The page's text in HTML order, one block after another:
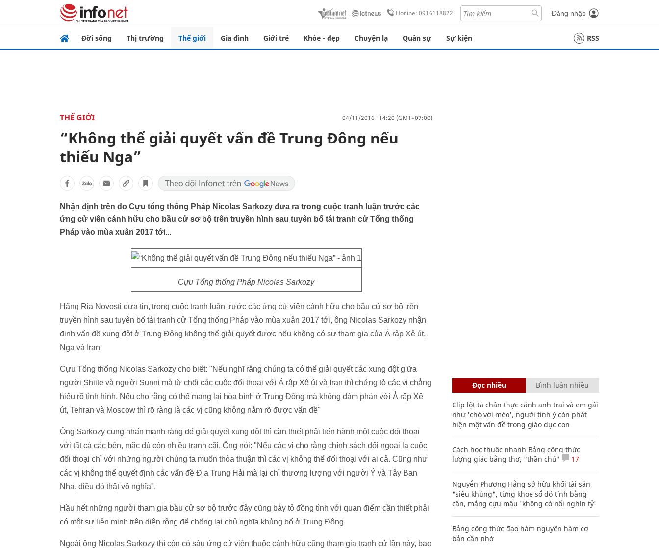
Hotline: 0916118822 Đăng nhập
Đời sống Thị trường Thế giới Gia đình Giới trẻ Khỏe - đẹp Chuyện lạ Quân sự Sự kiện RSS
THẾ GIỚI 04/11/2016 14:20 (GMT+07:00)
“Không thể giải quyết vấn đề Trung Đông nếu
thiếu Nga”
Nhận định trên do Cựu tổng thống Pháp Nicolas Sarkozy đưa ra trong cuộc tranh luận trước các
ứng cử viên cánh hữu cho bầu cử sơ bộ trên truyền hình sau tuyên bố tái tranh cử Tổng thống
Pháp vào mùa xuân 2017 tới...
Cựu Tổng thống Pháp Nicolas Sarkozy
Hãng Ria Novosti đưa tin, trong cuộc tranh luận trước các ứng cử viên cánh hữu cho bầu cử sơ bộ trên
truyền hình sau tuyên bố tái tranh cử Tổng thống Pháp vào mùa xuân 2017 tới, ông Nicolas Sarkozy nhận
định vấn đề xung đột ở Trung Đông không thể giải quyết được nếu không có sự tham gia của Ả rập Xê út,
Nga và Iran.
Cựu Tổng thống Nicolas Sarkozy cho biết: "Nếu nghĩ rằng chúng ta có thể giải quyết các xung đột giữa
người Shiite và người Sunni mà từ chối các cuộc đối thoại với Ả rập Xê út và Iran thì chứng tỏ các vị chẳng
hiểu rõ tình hình. Nếu cho rằng có thể mang lại hòa bình ở Trung Đông mà không đàm phán với Ả rập Xê
út, Tehran và Moscow thì rõ ràng là các vị cũng không nắm rõ được vấn đề"
Ông Sarkozy cũng nhấn mạnh rằng để giải quyết xung đột thì cần thiết phải tiến hành một cuộc đối thoại
với tất cả các bên, mặc dù còn nhiều tranh cãi. Ông nói: "Nếu các vị cho rằng chính sách đối ngoại là cuộc
đối thoại chỉ với những người chúng ta muốn thỏa thuận thì các vị không thể đối thoại với ai cả. Cũng như
các vị không thể quyết định các vấn đề Địa Trung Hải mà lại chỉ thương lượng với người Ý và Tây Ban
Nha, điều đó thật vô nghĩa".
Hầu hết những người tham gia bầu cử sơ bộ trước đây cũng bày tỏ đồng tình với quan điểm cần thiết phải
có một sự liên minh trên diện rộng để chống lại chủ nghĩa khủng bố ở Trung Đông.
Ngoài ông Nicolas Sarkozy thì còn có sáu ứng cử viên thuộc cánh hữu cũng tham gia tranh cử lần này, bao
Đọc nhiều Bình luận nhiều
Clip lột tả chân thực cảnh anh trai và em gái
như 'chó với mèo', người tinh ý còn phát
hiện một vấn đề trong giáo dục con
Cách học thuộc nhanh Bảng công thức
lượng giác bằng thơ, "thần chú"
17
Nguyễn Phương Hằng sở hữu khối tài sản
"siêu khủng", từng khoe sổ đỏ tính bằng
cân, mắng cựu mẫu 'không có nổi nghìn tỷ'
Bảng công thức đạo hàm nguyên hàm cơ
bản cần nhớ